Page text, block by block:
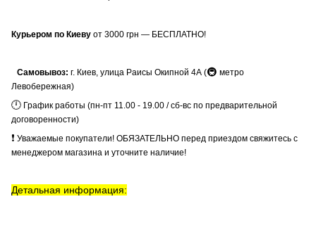
Курьером по Киеву от 3000 грн — БЕСПЛАТНО!
Самовывоз: г. Киев, улица Раисы Окипной 4А (🚇 метро
Левобережная)
🕛 График работы (пн-пт 11.00 - 19.00 / сб-вс по предварительной
договоренности)
❗ Уважаемые покупатели! ОБЯЗАТЕЛЬНО перед приездом свяжитесь с
менеджером магазина и уточните наличие!
Детальная информация: